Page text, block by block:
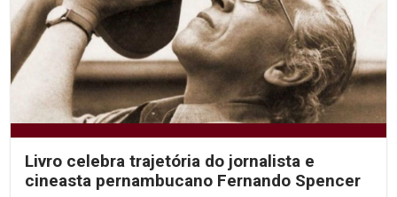
Livro celebra trajetória do jornalista e
cineasta pernambucano Fernando Spencer